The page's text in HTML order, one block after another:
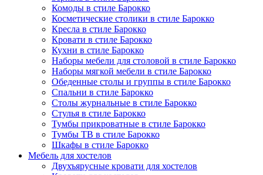
Комоды в стиле Барокко
Косметические столики в стиле Барокко
Кресла в стиле Барокко
Кровати в стиле Барокко
Кухни в стиле Барокко
Наборы мебели для столовой в стиле Барокко
Наборы мягкой мебели в стиле Барокко
Обеденные столы и группы в стиле Барокко
Спальни в стиле Барокко
Столы журнальные в стиле Барокко
Стулья в стиле Барокко
Тумбы прикроватные в стиле Барокко
Тумбы ТВ в стиле Барокко
Шкафы в стиле Барокко
Мебель для хостелов
Двухъярусные кровати для хостелов